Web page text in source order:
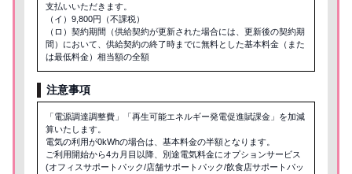
支払いいただきます。
（イ）9,800円（不課税）
（ロ）契約期間（供給契約が更新された場合には、更新後の契約期
間）において、供給契約の終了時までに無料とした基本料金（また
は最低料金）相当額の全額
注意事項
「電源調達調整費」「再生可能エネルギー発電促進賦課金」を加減
算いたします。
電気の利用が0kWhの場合は、基本料金の半額となります。
ご利用開始から4カ月目以降、別途電気料金にオプションサービス
(オフィスサポートパック/店舗サポートパック/飲食店サポートパッ